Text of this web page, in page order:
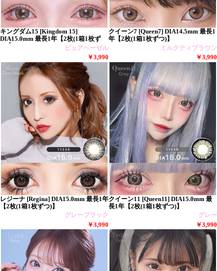
キングダム15 [Kingdom 15]
DIA15.0mm 最長1年【2枚(1箱1枚ず
ピュアヘーゼル
￥3,990
クイーン7 [Queen7] DIA14.5mm 最長1
年【2枚(1箱1枚ずつ)】
ミルクティブラウン
￥3,990
レジーナ [Regina] DIA15.0mm 最長1年
【2枚(1箱1枚ずつ)】
グレーブラック
￥3,990
クイーン11 [Queen11] DIA15.0mm 最
長1年【2枚(1箱1枚ずつ)】
グレー
￥3,990